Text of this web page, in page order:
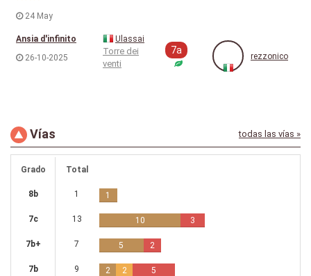
24 May
Ansia d'infinito
26-10-2025
Ulassai
Torre dei
venti
7a
rezzonico
Vías todas las vías »
Grado Total
8b 1 1
7c 13 10 3
7b+ 7 5 2
7b 9 2 2 5